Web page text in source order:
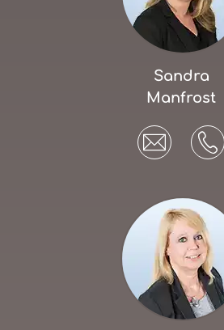
Sandra
Manfrost